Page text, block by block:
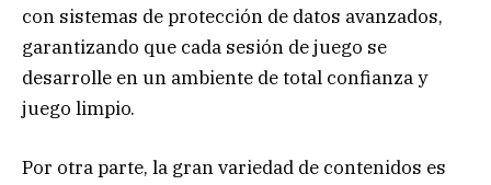
con sistemas de protección de datos avanzados,
garantizando que cada sesión de juego se
desarrolle en un ambiente de total confianza y
juego limpio.
Por otra parte, la gran variedad de contenidos es